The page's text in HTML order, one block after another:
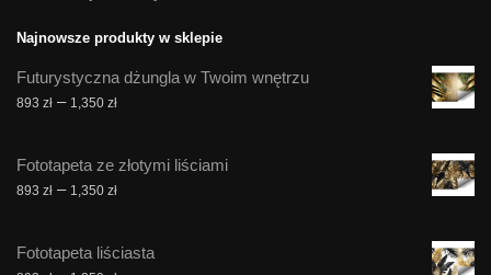
Najnowsze produkty w sklepie
Futurystyczna dżungla w Twoim wnętrzu
893 zł – 1,350 złZakres
893 zł
do
Fototapeta ze złotymi liściami
893 zł – 1,350 złZakres
893 zł
Fototapeta liściasta